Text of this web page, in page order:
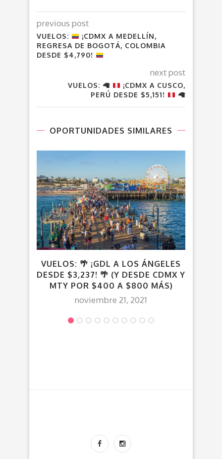
previous post
VUELOS:
¡CDMX A MEDELLÍN,
REGRESA DE BOGOTÁ, COLOMBIA
DESDE $4,790!
next post
VUELOS:🦙
¡CDMX A CUSCO,
PERÚ DESDE $5,151!
🦙
OPORTUNIDADES SIMILARES
VUELOS: 🌴 ¡GDL A LOS ÁNGELES
DESDE $3,237! 🌴 (Y DESDE CDMX Y
MTY POR $400 A $800 MÁS)
noviembre 21, 2021